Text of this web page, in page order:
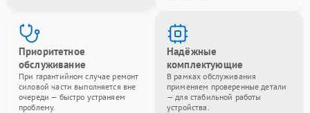
Приоритетное
обслуживание
При гарантийном случае ремонт
силовой части выполняется вне
очереди — быстро устраняем
проблему.
Надёжные
комплектующие
В рамках обслуживания
применяем проверенные детали
— для стабильной работы
устройства.